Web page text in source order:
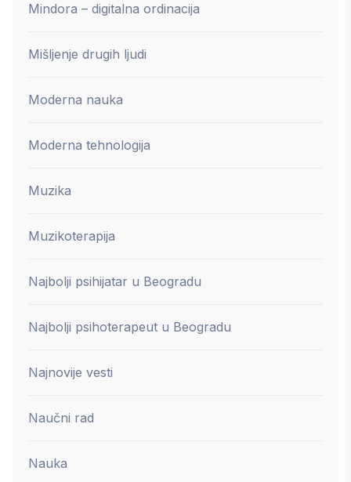
Mindora – digitalna ordinacija
Mišljenje drugih ljudi
Moderna nauka
Moderna tehnologija
Muzika
Muzikoterapija
Najbolji psihijatar u Beogradu
Najbolji psihoterapeut u Beogradu
Najnovije vesti
Naučni rad
Nauka